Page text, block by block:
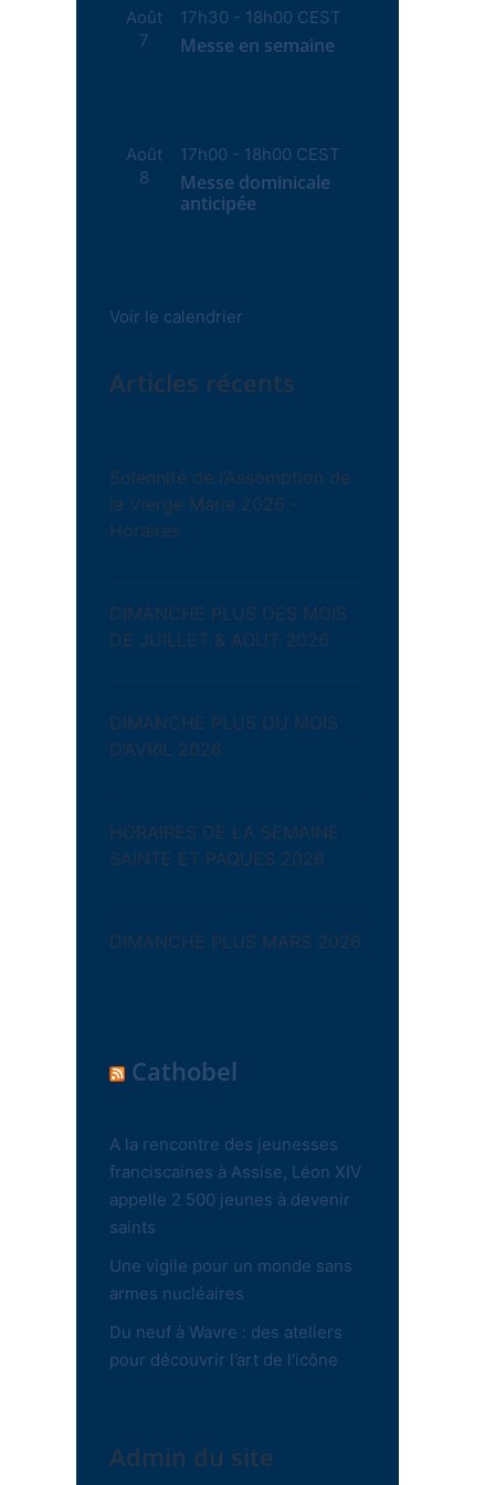
Août
7
17h30 - 18h00 CEST
Messe en semaine
Août
8
17h00 - 18h00 CEST
Messe dominicale
anticipée
Voir le calendrier
Articles récents
Solennité de l’Assomption de
la Vierge Marie 2026 –
Horaires
DIMANCHE PLUS DES MOIS
DE JUILLET & AOUT 2026
DIMANCHE PLUS DU MOIS
D’AVRIL 2026
HORAIRES DE LA SEMAINE
SAINTE ET PAQUES 2026
DIMANCHE PLUS MARS 2026
Cathobel
A la rencontre des jeunesses
franciscaines à Assise, Léon XIV
appelle 2 500 jeunes à devenir
saints
Une vigile pour un monde sans
armes nucléaires
Du neuf à Wavre : des ateliers
pour découvrir l’art de l’icône
Admin du site